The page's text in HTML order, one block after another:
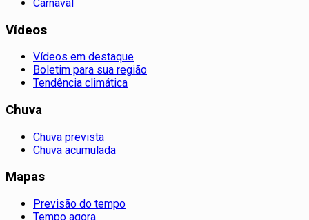
Carnaval
Vídeos
Vídeos em destaque
Boletim para sua região
Tendência climática
Chuva
Chuva prevista
Chuva acumulada
Mapas
Previsão do tempo
Tempo agora